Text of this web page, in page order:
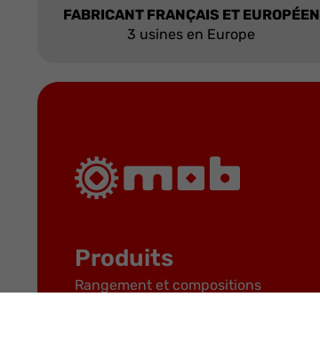
FABRICANT FRANÇAIS ET EUROPÉEN
3 usines en Europe
Produits
Rangement et compositions